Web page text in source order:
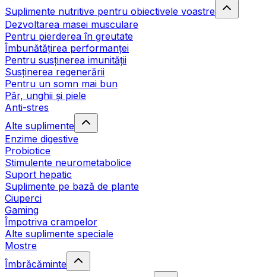
Suplimente nutritive pentru obiectivele voastre
Dezvoltarea masei musculare
Pentru pierderea în greutate
Îmbunătățirea performanței
Pentru susținerea imunității
Susținerea regenerării
Pentru un somn mai bun
Păr, unghii și piele
Anti-stres
Alte suplimente
Enzime digestive
Probiotice
Stimulente neurometabolice
Suport hepatic
Suplimente pe bază de plante
Ciuperci
Gaming
Împotriva crampelor
Alte suplimente speciale
Mostre
Îmbrăcăminte